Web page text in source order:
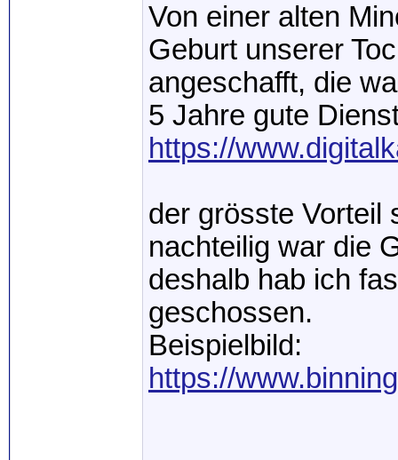
Von einer alten
Geburt unserer
angeschafft, die
5 Jahre gute
https://
der grösste Vorteil
nachteilig war die
deshalb hab ich
geschossen.
Beispielbild:
https://